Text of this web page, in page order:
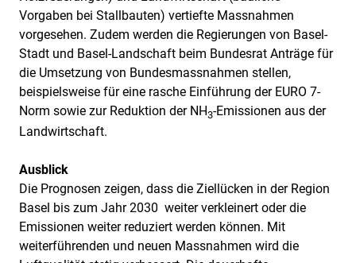
Vorgaben bei Stallbauten) vertiefte Massnahmen
vorgesehen. Zudem werden die Regierungen von Basel-
Stadt und Basel-Landschaft beim Bundesrat Anträge für
die Umsetzung von Bundesmassnahmen stellen,
beispielsweise für eine rasche Einführung der EURO 7-
Norm sowie zur Reduktion der NH3-Emissionen aus der
Landwirtschaft.
Ausblick
Die Prognosen zeigen, dass die Ziellücken in der Region
Basel bis zum Jahr 2030 weiter verkleinert oder die
Emissionen weiter reduziert werden können. Mit
weiterführenden und neuen Massnahmen wird die